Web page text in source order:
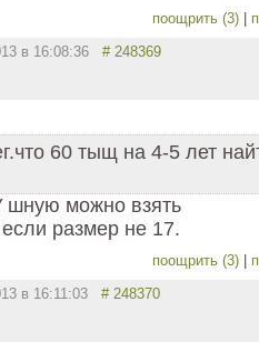
поощрить (3)
в 16:08:36 # 248369
60 тыщ на 4-5 лет
шную можно взять
размер не 17.
поощрить (3)
в 16:11:03 # 248370